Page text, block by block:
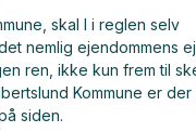
skal I i reglen selv
nemlig ejendommens
ren, ikke kun frem til
Kommune er der
siden.